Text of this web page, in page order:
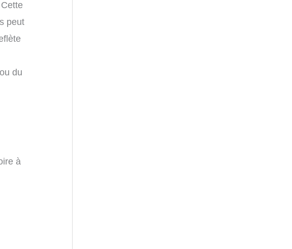
peut
du
à